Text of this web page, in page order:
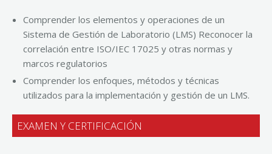
Comprender los elementos y operaciones de un
Sistema de Gestión de Laboratorio (LMS) Reconocer la
correlación entre ISO/IEC 17025 y otras normas y
marcos regulatorios
Comprender los enfoques, métodos y técnicas
utilizados para la implementación y gestión de un LMS.
EXAMEN Y CERTIFICACIÓN